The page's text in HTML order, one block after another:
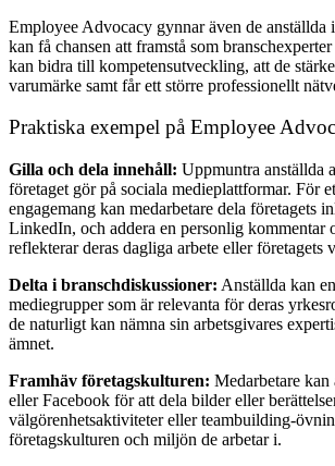
Employee Advocacy gynnar även de anställda
kan få chansen att framstå som
kan bidra till kompetensutveckling, att de
varumärke samt får ett större professionellt
Praktiska exempel på Employee
Gilla och dela innehåll: Uppmuntra anställda
företaget gör på sociala medieplattformar. För
engagemang kan medarbetare dela företagets
LinkedIn, och addera en personlig kommentar
reflekterar deras dagliga arbete eller företagets
Delta i branschdiskussioner: Anställda kan
mediegrupper som är relevanta för deras
de naturligt kan nämna sin arbetsgivares
ämnet.
Framhäv företagskulturen: Medarbetare kan
eller Facebook för att dela bilder eller
välgörenhetsaktiviteter eller teambuilding-
företagskulturen och miljön de arbetar i.